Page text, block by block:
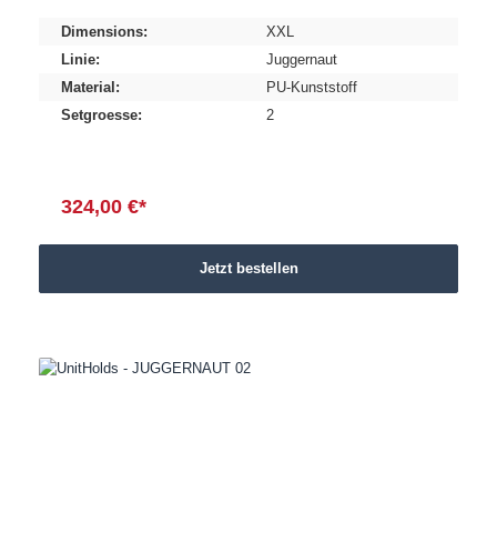
Dimensions:
XXL
Linie:
Juggernaut
Material:
PU-Kunststoff
Setgroesse:
2
324,00 €*
Jetzt bestellen